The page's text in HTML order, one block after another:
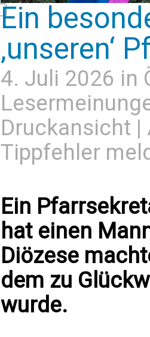
Ein
‚unseren‘
4. Juli 2026 in
Druckansicht |
Tippfehler
Ein
hat einen
Diözese
dem zu
wurde.